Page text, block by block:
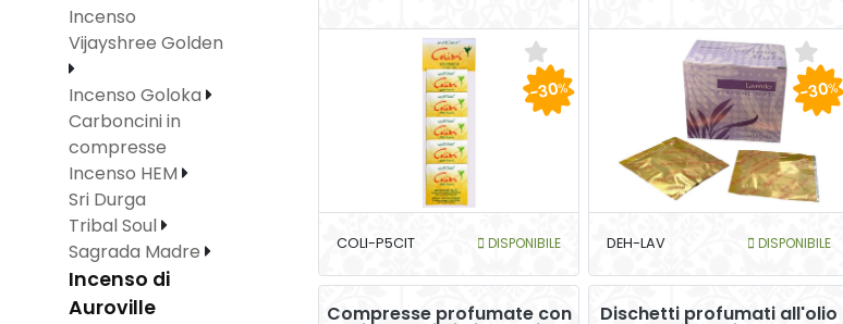
Incenso
Vijayshree Golden
Incenso Goloka
Carboncini in
compresse
Incenso HEM
Sri Durga
Tribal Soul
Sagrada Madre
Incenso di
Auroville
COLI-P5CIT DISPONIBILE
-30%
DEH-LAV DISPONIBILE
-30%
Compresse profumate con Dischetti profumati all'olio